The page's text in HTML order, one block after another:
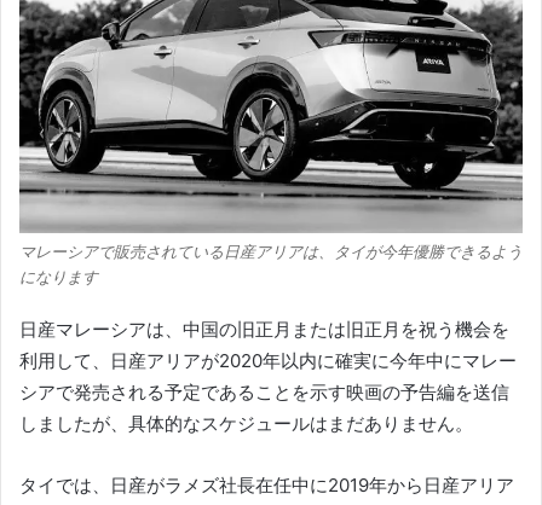
マレーシアで販売されている日産アリアは、タイが今年優勝できるよう
になります
日産マレーシアは、中国の旧正月または旧正月を祝う機会を
利用して、日産アリアが2020年以内に確実に今年中にマレー
シアで発売される予定であることを示す映画の予告編を送信
しましたが、具体的なスケジュールはまだありません。
タイでは、日産がラメズ社長在任中に2019年から日産アリア